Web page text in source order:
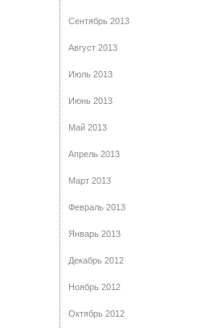
Сентябрь 2013
Август 2013
Июль 2013
Июнь 2013
Май 2013
Апрель 2013
Март 2013
Февраль 2013
Январь 2013
Декабрь 2012
Ноябрь 2012
Октябрь 2012